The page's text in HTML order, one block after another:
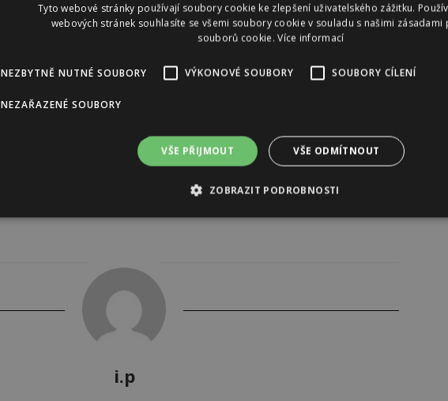
i.p
Tyto webové stránky používají soubory cookie ke zlepšení uživatelského zážitku.
webových stránek souhlasíte se všemi soubory cookie v souladu s našimi zásadami
souborů cookie.Více informací
NEZBYTNĚ NUTNÉ SOUBORY VÝKONOVÉ SOUBORY SOUBORY CÍLENÍ
NEZAŘAZENÉ SOUBORY
VŠE PŘIJMOUT VŠE ODMÍTNOUT
ZOBRAZIT PODROBNOSTI